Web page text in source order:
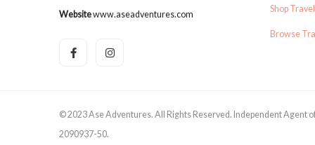
Websitewww.aseadventures.com
Shop
Browse
© 2023 Ase Adventures. All Rights Reserved. Independent Agent
2090937-50.